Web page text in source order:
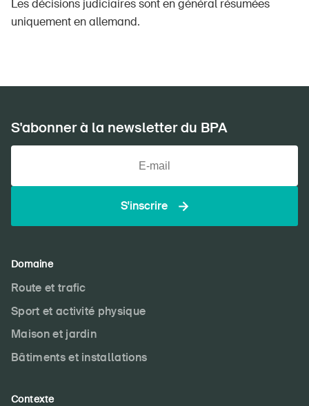
S'abonner à la newsletter
Les décisions judiciaires sont en général résumées
uniquement en allemand.
S'abonner à la newsletter du BPA
S'inscrire
Domaine
Route et trafic
Sport et activité physique
Maison et jardin
Bâtiments et installations
Contexte